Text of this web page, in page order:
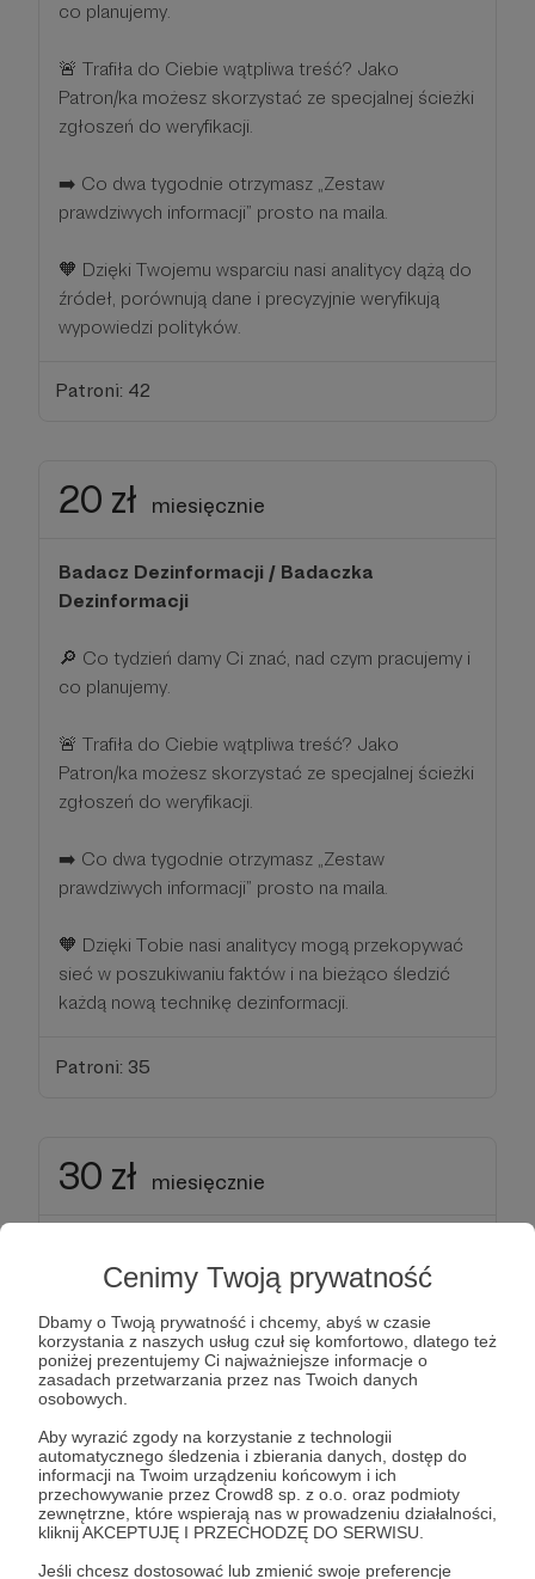
Cenimy Twoją prywatność
Dbamy o Twoją prywatność i chcemy, abyś w czasie
korzystania z naszych usług czuł się komfortowo, dlatego też
poniżej prezentujemy Ci najważniejsze informacje o
zasadach przetwarzania przez nas Twoich danych
osobowych.
Aby wyrazić zgody na korzystanie z technologii
automatycznego śledzenia i zbierania danych, dostęp do
informacji na Twoim urządzeniu końcowym i ich
przechowywanie przez Crowd8 sp. z o.o. oraz podmioty
zewnętrzne, które wspierają nas w prowadzeniu działalności,
kliknij AKCEPTUJĘ I PRZECHODZĘ DO SERWISU.
Jeśli chcesz dostosować lub zmienić swoje preferencje
co planujemy.
🚨 Trafiła do Ciebie wątpliwa treść? Jako
Patron/ka możesz skorzystać ze specjalnej ścieżki
zgłoszeń do weryfikacji.
➡️ Co dwa tygodnie otrzymasz „Zestaw
prawdziwych informacji” prosto na maila.
🧡 Dzięki Twojemu wsparciu nasi analitycy dążą do
źródeł, porównują dane i precyzyjnie weryfikują
wypowiedzi polityków.
Patroni: 42
20 zł miesięcznie
Badacz Dezinformacji / Badaczka
Dezinformacji
🔎 Co tydzień damy Ci znać, nad czym pracujemy i
co planujemy.
🚨 Trafiła do Ciebie wątpliwa treść? Jako
Patron/ka możesz skorzystać ze specjalnej ścieżki
zgłoszeń do weryfikacji.
➡️ Co dwa tygodnie otrzymasz „Zestaw
prawdziwych informacji” prosto na maila.
🧡 Dzięki Tobie nasi analitycy mogą przekopywać
sieć w poszukiwaniu faktów i na bieżąco śledzić
każdą nową technikę dezinformacji.
Patroni: 35
30 zł miesięcznie
Rzetelności
📝 Masz pomysł na temat? Zgłoś nam, czym
powinniśmy się zająć - chętnie to sprawdzimy.
🔎 Co tydzień damy Ci znać, nad czym pracujemy i
co planujemy.
🚨 Trafiła do Ciebie wątpliwa treść? Jako
Patron/ka możesz skorzystać ze specjalnej ścieżki